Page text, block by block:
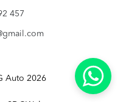
457
Auto 2026